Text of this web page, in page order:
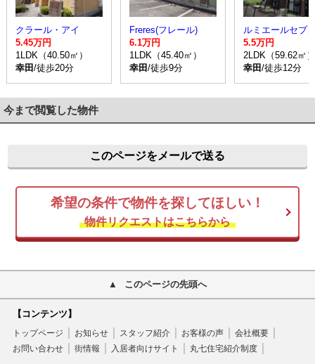
クラール・アイ
5.45万円
1LDK（40.50㎡）
幸田 /徒歩20分
Freres(フレール)
6.1万円
1LDK（45.40㎡）
幸田 /徒歩9分
ルミエールセブ
5.5万円
2LDK（59.62㎡）
幸田 /徒歩12分
今まで閲覧した物件
このページをメールで送る
希望の条件で物件を探してほしい！
物件リクエストはこちらから
このページの先頭へ
【コンテンツ】
トップページ お知らせ スタッフ紹介 お客様の声
会社概要
お問い合わせ
街情報 入居者向けサイト 丸七住宅紹介制度